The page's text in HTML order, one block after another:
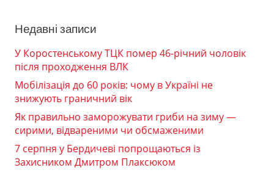
Недавні записи
У Коростенському ТЦК помер 46-річний чоловік
після проходження ВЛК
Мобілізація до 60 років: чому в Україні не
знижують граничний вік
Як правильно заморожувати гриби на зиму —
сирими, відвареними чи обсмаженими
7 серпня у Бердичеві попрощаються із
Захисником Дмитром Плаксюком